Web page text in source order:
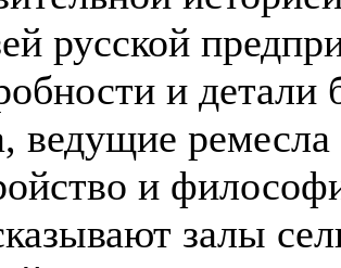
русской
и детали
ведущие
и
залы